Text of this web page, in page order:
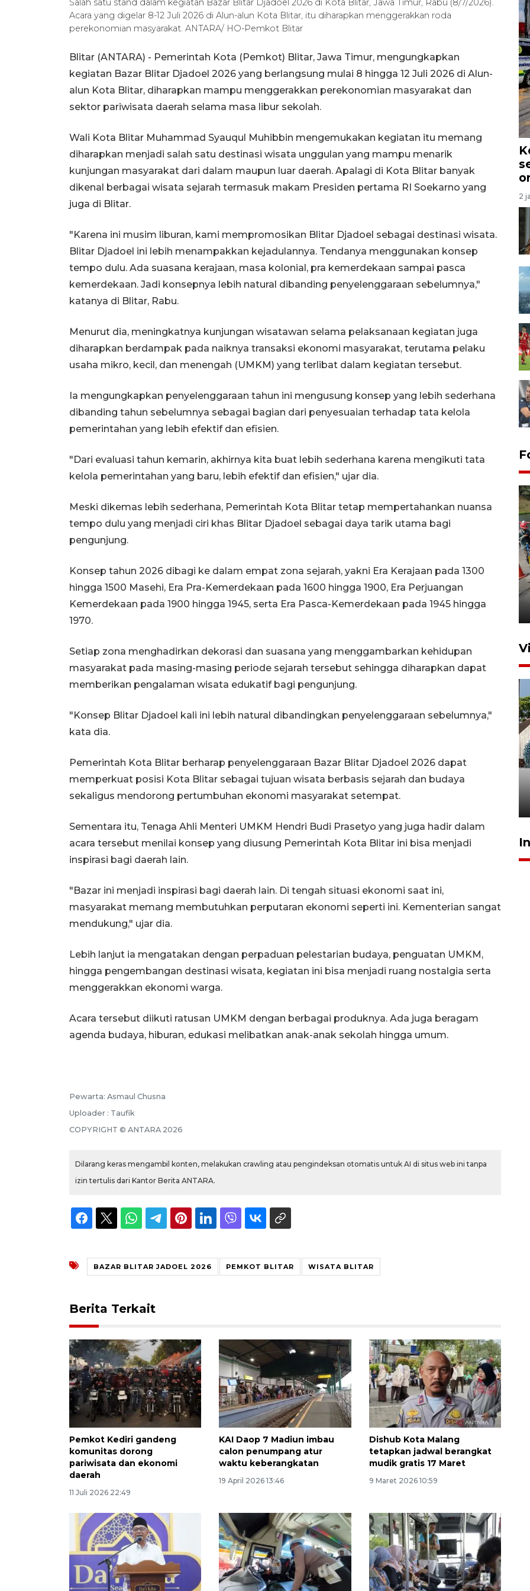
Salah satu stand dalam kegiatan Bazar Blitar Djadoel 2026 di Kota Blitar, Jawa Timur, Rabu (8/7/2026).
Acara yang digelar 8-12 Juli 2026 di Alun-alun Kota Blitar, itu diharapkan menggerakkan roda
perekonomian masyarakat. ANTARA/ HO-Pemkot Blitar
Blitar (ANTARA) - Pemerintah Kota (Pemkot) Blitar, Jawa Timur, mengungkapkan
kegiatan Bazar Blitar Djadoel 2026 yang berlangsung mulai 8 hingga 12 Juli 2026 di Alun-
alun Kota Blitar, diharapkan mampu menggerakkan perekonomian masyarakat dan
sektor pariwisata daerah selama masa libur sekolah.
Wali Kota Blitar Muhammad Syauqul Muhibbin mengemukakan kegiatan itu memang
diharapkan menjadi salah satu destinasi wisata unggulan yang mampu menarik
kunjungan masyarakat dari dalam maupun luar daerah. Apalagi di Kota Blitar banyak
dikenal berbagai wisata sejarah termasuk makam Presiden pertama RI Soekarno yang
juga di Blitar.
"Karena ini musim liburan, kami mempromosikan Blitar Djadoel sebagai destinasi wisata.
Blitar Djadoel ini lebih menampakkan kejadulannya. Tendanya menggunakan konsep
tempo dulu. Ada suasana kerajaan, masa kolonial, pra kemerdekaan sampai pasca
kemerdekaan. Jadi konsepnya lebih natural dibanding penyelenggaraan sebelumnya,"
katanya di Blitar, Rabu.
Menurut dia, meningkatnya kunjungan wisatawan selama pelaksanaan kegiatan juga
diharapkan berdampak pada naiknya transaksi ekonomi masyarakat, terutama pelaku
usaha mikro, kecil, dan menengah (UMKM) yang terlibat dalam kegiatan tersebut.
Ia mengungkapkan penyelenggaraan tahun ini mengusung konsep yang lebih sederhana
dibanding tahun sebelumnya sebagai bagian dari penyesuaian terhadap tata kelola
pemerintahan yang lebih efektif dan efisien.
"Dari evaluasi tahun kemarin, akhirnya kita buat lebih sederhana karena mengikuti tata
kelola pemerintahan yang baru, lebih efektif dan efisien," ujar dia.
Meski dikemas lebih sederhana, Pemerintah Kota Blitar tetap mempertahankan nuansa
tempo dulu yang menjadi ciri khas Blitar Djadoel sebagai daya tarik utama bagi
pengunjung.
Konsep tahun 2026 dibagi ke dalam empat zona sejarah, yakni Era Kerajaan pada 1300
hingga 1500 Masehi, Era Pra-Kemerdekaan pada 1600 hingga 1900, Era Perjuangan
Kemerdekaan pada 1900 hingga 1945, serta Era Pasca-Kemerdekaan pada 1945 hingga
1970.
Setiap zona menghadirkan dekorasi dan suasana yang menggambarkan kehidupan
masyarakat pada masing-masing periode sejarah tersebut sehingga diharapkan dapat
memberikan pengalaman wisata edukatif bagi pengunjung.
"Konsep Blitar Djadoel kali ini lebih natural dibandingkan penyelenggaraan sebelumnya,"
kata dia.
Pemerintah Kota Blitar berharap penyelenggaraan Bazar Blitar Djadoel 2026 dapat
memperkuat posisi Kota Blitar sebagai tujuan wisata berbasis sejarah dan budaya
sekaligus mendorong pertumbuhan ekonomi masyarakat setempat.
Sementara itu, Tenaga Ahli Menteri UMKM Hendri Budi Prasetyo yang juga hadir dalam
acara tersebut menilai konsep yang diusung Pemerintah Kota Blitar ini bisa menjadi
inspirasi bagi daerah lain.
"Bazar ini menjadi inspirasi bagi daerah lain. Di tengah situasi ekonomi saat ini,
masyarakat memang membutuhkan perputaran ekonomi seperti ini. Kementerian sangat
mendukung," ujar dia.
Lebih lanjut ia mengatakan dengan perpaduan pelestarian budaya, penguatan UMKM,
hingga pengembangan destinasi wisata, kegiatan ini bisa menjadi ruang nostalgia serta
menggerakkan ekonomi warga.
Acara tersebut diikuti ratusan UMKM dengan berbagai produknya. Ada juga beragam
agenda budaya, hiburan, edukasi melibatkan anak-anak sekolah hingga umum.
Pewarta: Asmaul Chusna
Uploader : Taufik
COPYRIGHT © ANTARA 2026
Dilarang keras mengambil konten, melakukan crawling atau pengindeksan otomatis untuk AI di situs web ini tanpa
izin tertulis dari Kantor Berita ANTARA.
BAZAR BLITAR JADOEL 2026 PEMKOT BLITAR WISATA BLITAR
Berita Terkait
Pemkot Kediri gandeng
komunitas dorong
pariwisata dan ekonomi
daerah
11 Juli 2026 22:49
KAI Daop 7 Madiun imbau
calon penumpang atur
waktu keberangkatan
19 April 2026 13:46
Dishub Kota Malang
tetapkan jadwal berangkat
mudik gratis 17 Maret
9 Maret 2026 10:59
2
Peningkatan perputaran
ekonomi Piala Presiden 2026
3 jam lalu
Bulog Ponorogo serap 8.600
ton jagung petani, 95 persen
dari target
5 Agustus 2026 19:33